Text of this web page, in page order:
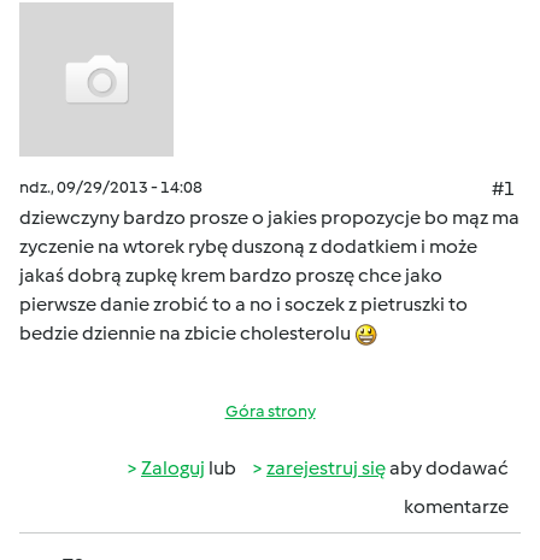
ndz., 09/29/2013 - 14:08
#1
dziewczyny bardzo prosze o jakies propozycje bo mąz ma
zyczenie na wtorek rybę duszoną z dodatkiem i może
jakaś dobrą zupkę krem bardzo proszę chce jako
pierwsze danie zrobić to a no i soczek z pietruszki to
bedzie dziennie na zbicie cholesterolu
Góra strony
Zaloguj lub zarejestruj sięaby dodawać
komentarze